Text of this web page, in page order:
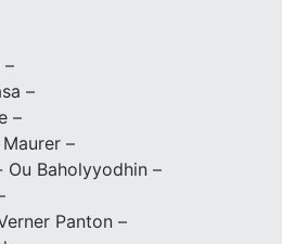
–
–
–
Baholyyodhin –
Panton –